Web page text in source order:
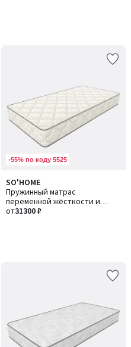
-55% по коду 5525
SO'HOME
Пружинный матрас
переменной жёсткости и
анатомичности с независимым
от31300 ₽